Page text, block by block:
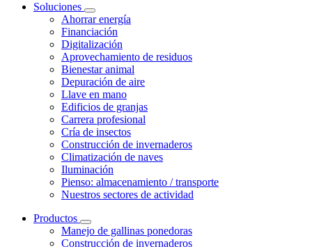
Soluciones
Ahorrar energía
Financiación
Digitalización
Aprovechamiento de residuos
Bienestar animal
Depuración de aire
Llave en mano
Edificios de granjas
Carrera profesional
Cría de insectos
Construcción de invernaderos
Climatización de naves
Iluminación
Pienso: almacenamiento / transporte
Nuestros sectores de actividad
Productos
Manejo de gallinas ponedoras
Construcción de invernaderos